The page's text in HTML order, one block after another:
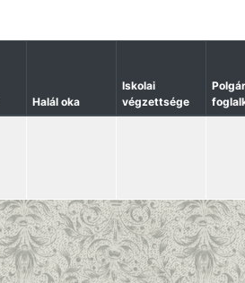
Halál oka
Iskolai
végzettsége